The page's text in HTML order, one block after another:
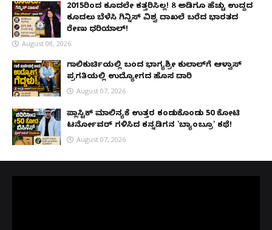
2015ರಿಂದ ಕೂದಲೇ ಕತ್ತರಿಸಿಲ್ಲ! 8 ಅಡಿಗೂ ಹೆಚ್ಚು ಉದ್ದದ
ಕೂದಲು ಬೆಳೆಸಿ ಗಿನ್ನಿಸ್ ವಿಶ್ವ ದಾಖಲೆ ಬರೆದ ಭಾರತದ
ರೇಣು ಧರಿಯಾಲ್!
August 08, 2026
ಗಾಲಿಕುರ್ಚಿಯಲ್ಲಿ ಬಂದ ಭಾಗ್ಯಶ್ರೀ ಕುಲಾಲ್‌ಗೆ ಆಳ್ವಾಸ್
ಪ್ರಗತಿಯಲ್ಲಿ ಉದ್ಯೋಗದ ಹೊಸ ದಾರಿ
August 07, 2026
ಪ್ಲಾಸ್ಟಿಕ್ ಮಾಲಿನ್ಯಕ್ಕೆ ಉತ್ತರ ಕಂಡುಕೊಂಡು ₹50 ಕೋಟಿ
ಟರ್ನೋವರ್ ಗಳಿಸಿದ ಕನ್ನಡಿಗನ 'ಬ್ಯಾಂಬ್ರೂ' ಕಥೆ!
August 07, 2026